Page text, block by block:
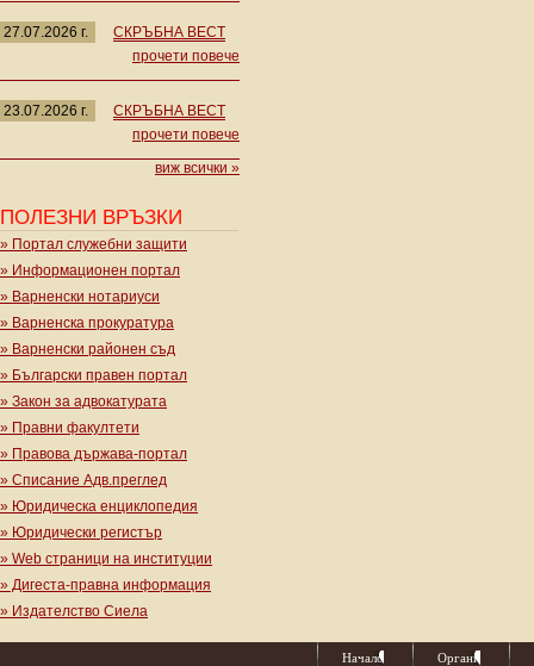
27.07.2026 г.
СКРЪБНА ВЕСТ
прочети повече
23.07.2026 г.
СКРЪБНА ВЕСТ
прочети повече
виж всички »
ПОЛЕЗНИ ВРЪЗКИ
» Портал служебни защити
» Информационен портал
» Варненски нотариуси
» Варненска прокуратура
» Варненски районен съд
» Български правен портал
» Закон за адвокатурата
» Правни факултети
» Правова държава-портал
» Списание Адв.преглед
» Юридическа енциклопедия
» Юридически регистър
» Web страници на институции
» Дигеста-правна информация
» Издателство Сиела
Начало Органи